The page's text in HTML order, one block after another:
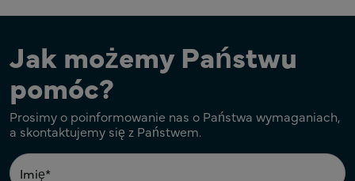
Jak możemy Państwu
pomóc?
Prosimy o poinformowanie nas o Państwa wymaganiach,
a skontaktujemy się z Państwem.